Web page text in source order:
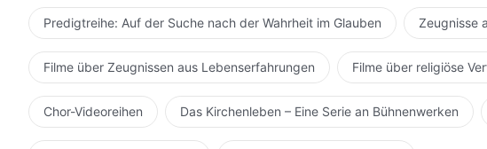
Predigtreihe: Auf der Suche nach der Wahrheit im Glauben Zeugnisse
Filme über Zeugnissen aus Lebenserfahrungen Filme über religiöse
Chor-Videoreihen Das Kirchenleben – Eine Serie an Bühnenwerken